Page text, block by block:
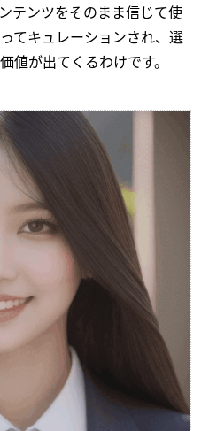
テンツをそのまま信じて使
てキュレーションされ、選
値が出てくるわけです。